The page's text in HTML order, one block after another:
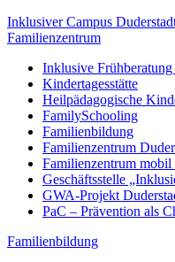
Inklusiver Campus
Familienzentrum
Inklusive
Kindertagesstätte
Heilpädagogische
FamilySchooling
Familienbildung
Familienzentrum
Familienzentrum mobil
Geschäftsstelle
GWA-Projekt
PaC – Prävention als
Familienbildung